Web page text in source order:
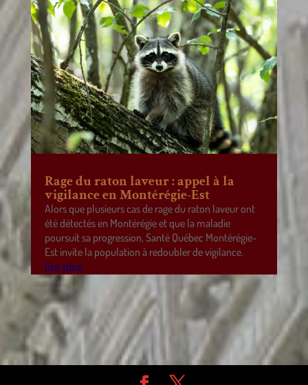
Rage du raton laveur : appel à la
vigilance en Montérégie-Est
Alors que plusieurs cas de rage du raton laveur ont
été détectés en Montérégie et que la maladie
poursuit sa progression, Santé Québec Montérégie-
Est invite la population à redoubler de vigilance.
lire plus